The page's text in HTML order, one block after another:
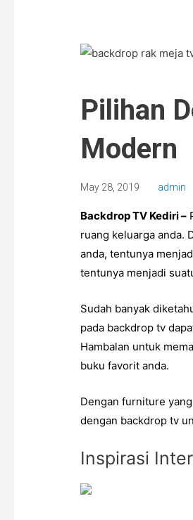
Pilihan
Modern
May 28, 2019 admin
Backdrop TV Kediri–
ruang keluarga anda.
anda, tentunya
tentunya menjadi
Sudah banyak
pada backdrop tv
Hambalan untuk
buku favorit anda.
Dengan furniture
dengan backdrop tv
Inspirasi